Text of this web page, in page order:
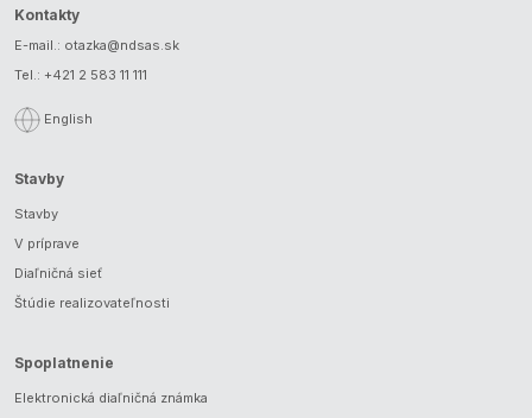
Kontakty
E-mail.: otazka@ndsas.sk
Tel.: +421 2 583 11 111
English
Stavby
Stavby
V príprave
Diaľničná sieť
Štúdie realizovateľnosti
Spoplatnenie
Elektronická diaľničná známka